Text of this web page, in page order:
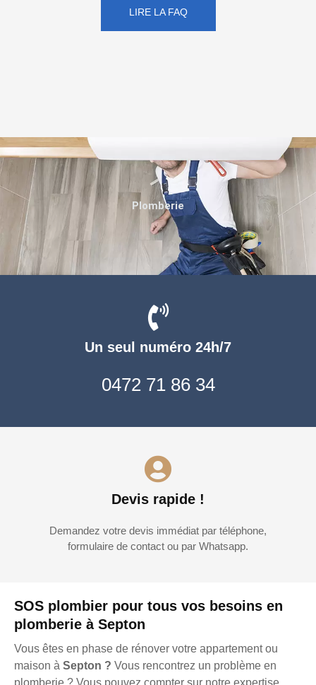
LIRE LA FAQ
SOS plombier pour tous vos besoins en
plomberie à Septon
Vous êtes en phase de rénover votre appartement ou
maison à Septon ? Vous rencontrez un problème en
Un seul numéro 24h/7
0472 71 86 34
Devis rapide !
Demandez votre devis immédiat par téléphone,
formulaire de contact ou par Whatsapp.
Plomberie